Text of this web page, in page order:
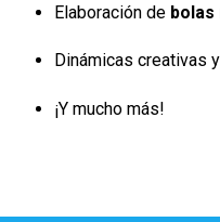
Elaboración de bolas
Dinámicas creativas
¡Y mucho más!